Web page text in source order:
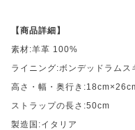
【商品詳細】
素材:羊革 100%
ライニング:ボンデッドラムス
高さ・幅・奥行き
ストラップの長さ:50cm
製造国:イタリア